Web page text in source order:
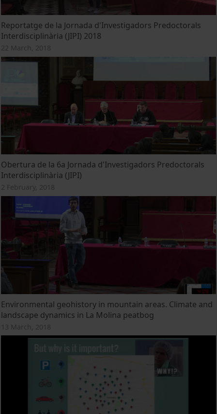
Reportatge de la Jornada d'Investigadors Predoctorals
Interdisciplinària (JIPI) 2018
22 March, 2018
Obertura de la 6a Jornada d'Investigadors Predoctorals
Interdisciplinària (JIPI)
2 February, 2018
Environmental geohistory in mountain areas. Climate and
landscape dynamics in La Molina peatbog
13 March, 2018